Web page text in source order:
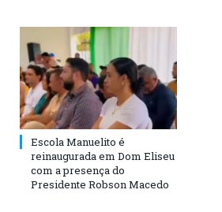
Escola Manuelito é
reinaugurada em Dom Eliseu
com a presença do
Presidente Robson Macedo